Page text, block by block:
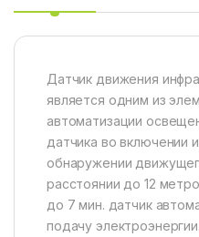
Датчик движения
является одним из
автоматизации
датчика во включении
обнаружении
расстоянии до 12
до 7 мин. датчик
подачу